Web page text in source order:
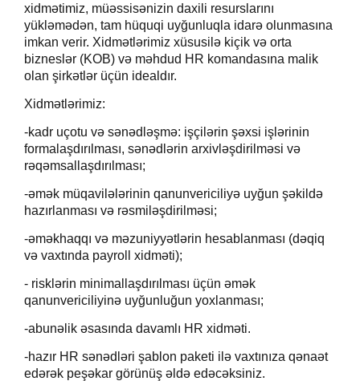
xidmətimiz, müəssisənizin daxili resurslarını
yükləmədən, tam hüquqi uyğunluqla idarə olunmasına
imkan verir. Xidmətlərimiz xüsusilə kiçik və orta
bizneslər (KOB) və məhdud HR komandasına malik
olan şirkətlər üçün idealdır.
Xidmətlərimiz:
-kadr uçotu və sənədləşmə: işçilərin şəxsi işlərinin
formalaşdırılması, sənədlərin arxivləşdirilməsi və
rəqəmsallaşdırılması;
-əmək müqavilələrinin qanunvericiliyə uyğun şəkildə
hazırlanması və rəsmiləşdirilməsi;
-əməkhaqqı və məzuniyyətlərin hesablanması (dəqiq
və vaxtında payroll xidməti);
- risklərin minimallaşdırılması üçün əmək
qanunvericiliyinə uyğunluğun yoxlanması;
-abunəlik əsasında davamlı HR xidməti.
-hazır HR sənədləri şablon paketi il ə vaxtınıza qənaət
edərək peşəkar görünüş əldə edəcəksiniz.